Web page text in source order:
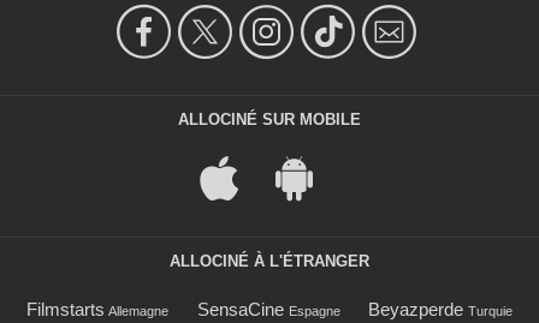
ALLOCINÉ SUR MOBILE
ALLOCINÉ À L'ÉTRANGER
Filmstarts Allemagne SensaCine Espagne Beyazperde Turquie